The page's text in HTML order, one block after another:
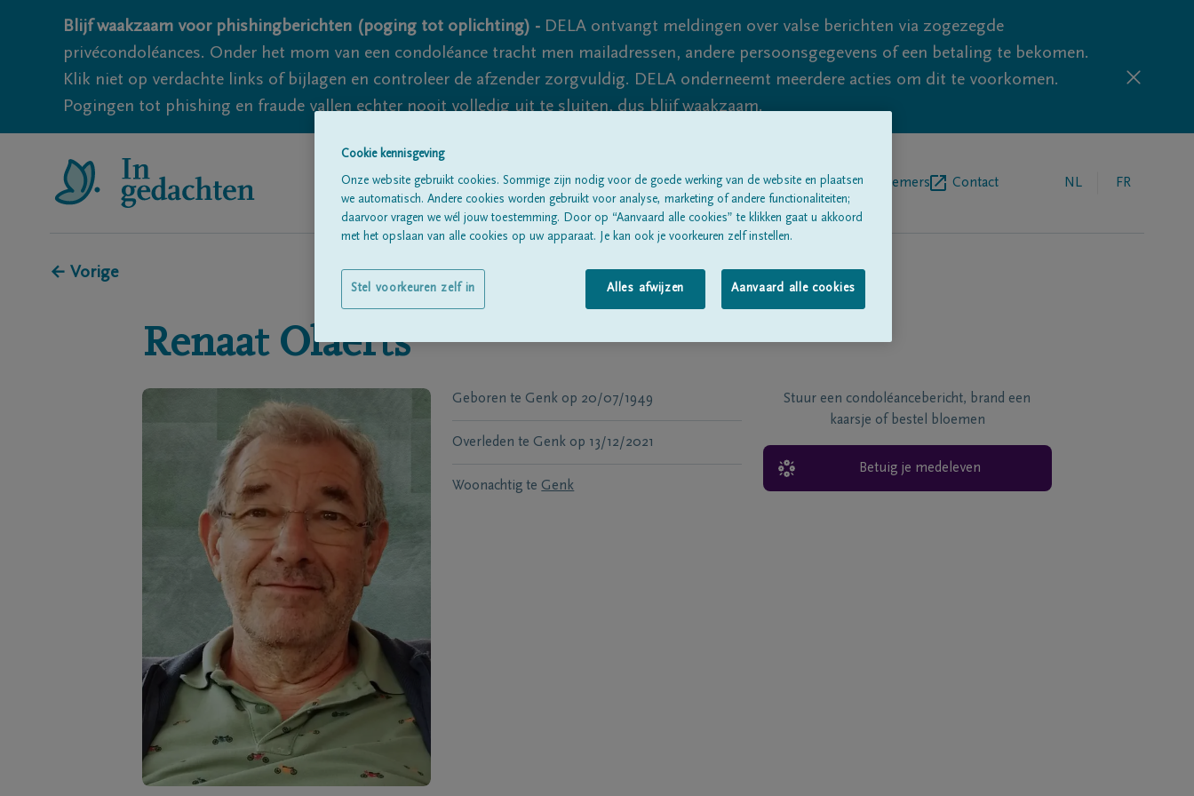
Blijf waakzaam voor phishingberichten (poging tot oplichting) - DELA ontvangt meldingen over valse berichten via zogezegde
privécondoléances. Onder het mom van een condoléance tracht men mailadressen, andere persoonsgegevens of een betaling te bekomen.
Klik niet op verdachte links of bijlagen en controleer de afzender zorgvuldig. DELA onderneemt meerdere acties om dit te voorkomen.
Pogingen tot phishing en fraude vallen echter nooit volledig uit te sluiten, dus blijf waakzaam.
Alle rouwberichtenOver onsBegrafenisondernemers Contact NL FR
← Vorige
Renaat Olaerts
Geboren te Genk op 20/07/1949
Overleden te Genk op 13/12/2021
Woonachtig te Genk
Stuur een condoléancebericht, brand een
kaarsje of bestel bloemen
Betuig je medeleven
Cookie kennisgeving
Onze website gebruikt cookies. Sommige zijn nodig voor de goede werking van de website en plaatsen
we automatisch. Andere cookies worden gebruikt voor analyse, marketing of andere functionaliteiten;
daarvoor vragen we wél jouw toestemming. Door op “Aanvaard alle cookies” te klikken gaat u akkoord
met het opslaan van alle cookies op uw apparaat. Je kan ook je voorkeuren zelf instellen.
Alles afwijzen Aanvaard alle cookies
Stel voorkeuren zelf in